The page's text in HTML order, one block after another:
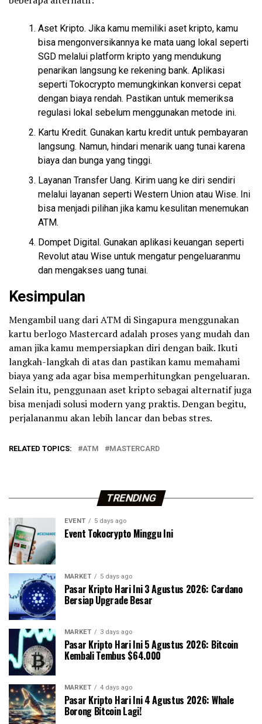
Aset Kripto. Jika kamu memiliki aset kripto, kamu
bisa mengonversikannya ke mata uang lokal seperti
SGD melalui platform kripto yang mendukung
penarikan langsung ke rekening bank. Aplikasi
seperti Tokocrypto memungkinkan konversi cepat
dengan biaya rendah. Pastikan untuk memeriksa
regulasi lokal sebelum menggunakan metode ini.
Kartu Kredit. Gunakan kartu kredit untuk pembayaran
langsung. Namun, hindari menarik uang tunai karena
biaya dan bunga yang tinggi.
Layanan Transfer Uang. Kirim uang ke diri sendiri
melalui layanan seperti Western Union atau Wise. Ini
bisa menjadi pilihan jika kamu kesulitan menemukan
ATM.
Dompet Digital. Gunakan aplikasi keuangan seperti
Revolut atau Wise untuk mengatur pengeluaranmu
dan mengakses uang tunai.
Kesimpulan
Mengambil uang dari ATM di Singapura menggunakan
kartu berlogo Mastercard adalah proses yang mudah dan
aman jika kamu mempersiapkan diri dengan baik. Ikuti
langkah-langkah di atas dan pastikan kamu memahami
biaya yang ada agar bisa memperhitungkan pengeluaran.
Selain itu, penggunaan aset kripto sebagai alternatif juga
bisa menjadi solusi modern yang praktis. Dengan begitu,
perjalananmu akan lebih lancar dan bebas stres.
RELATED TOPICS: ATM MASTERCARD
TRENDING
EVENT 5 days ago
Event Tokocrypto Minggu Ini
MARKET 5 days ago
Pasar Kripto Hari Ini 3 Agustus 2026: Cardano
Bersiap Upgrade Besar
MARKET 3 days ago
Pasar Kripto Hari Ini 5 Agustus 2026: Bitcoin
Kembali Tembus $64.000
MARKET 4 days ago
Pasar Kripto Hari Ini 4 Agustus 2026: Whale
Borong Bitcoin Lagi!